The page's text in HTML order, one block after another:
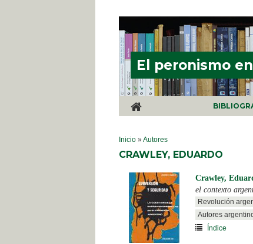
El peronismo
SE ENCUENTRA USTED AQUÍ
Inicio »Autores
CRAWLEY, EDUARDO
Crawley,
el contexto
Revolución
Autores
Índice